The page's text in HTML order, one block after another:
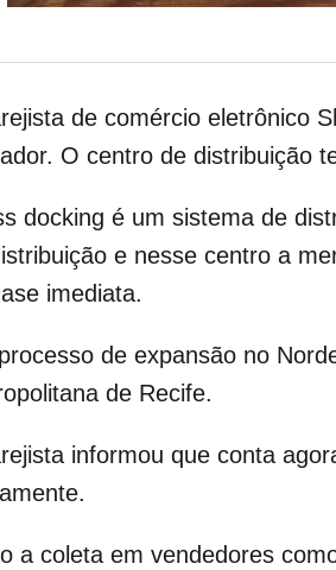
de comércio eletrônico
O centro de distribuição
docking é um sistema de
e nesse centro a
imediata.
de expansão no
de Recife.
informou que conta
a coleta em vendedores